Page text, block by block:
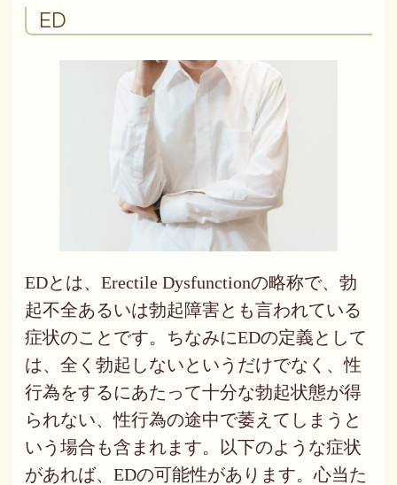
ED
EDとは、Erectile Dysfunctionの略称で、勃
起不全あるいは勃起障害とも言われている
症状のことです。ちなみにEDの定義として
は、全く勃起しないというだけでなく、性
行為をするにあたって十分な勃起状態が得
られない、性行為の途中で萎えてしまうと
いう場合も含まれます。以下のような症状
があれば、EDの可能性があります。心当た